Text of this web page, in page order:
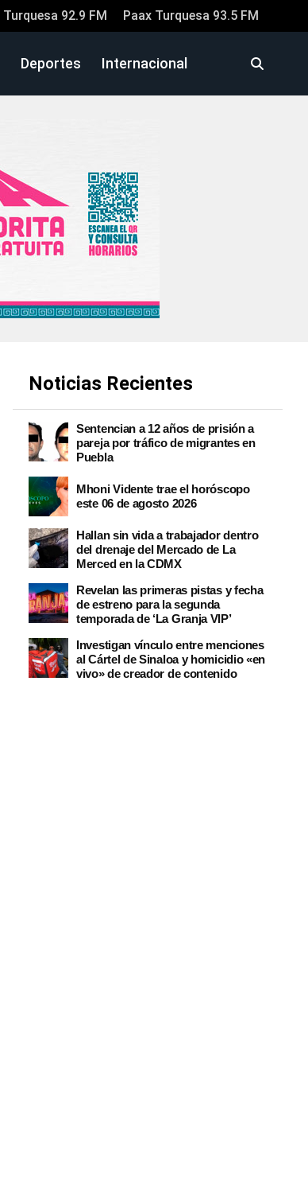
Turquesa 92.9 FM Paax Turquesa 93.5 FM
Deportes Internacional
Noticias Recientes
Sentencian a 12 años de prisión a
pareja por tráfico de migrantes en
Puebla
Mhoni Vidente trae el horóscopo
este 06 de agosto 2026
Hallan sin vida a trabajador dentro
del drenaje del Mercado de La
Merced en la CDMX
Revelan las primeras pistas y fecha
de estreno para la segunda
temporada de ‘La Granja VIP’
Investigan vínculo entre menciones
al Cártel de Sinaloa y homicidio «en
vivo» de creador de contenido